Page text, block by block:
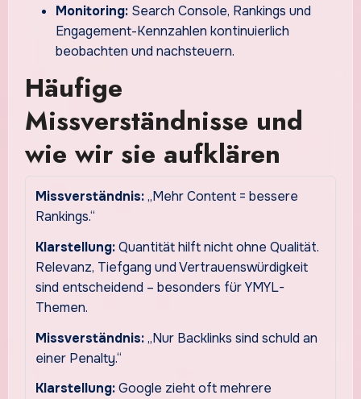
Monitoring:Search Console, Rankings und
Engagement-Kennzahlen kontinuierlich
beobachten und nachsteuern.
Häufige
Missverständnisse und
wie wir sie aufklären
Missverständnis:„Mehr Content = bessere
Rankings.“
Klarstellung:Quantität hilft nicht ohne Qualität.
Relevanz, Tiefgang und Vertrauenswürdigkeit
sind entscheidend – besonders für YMYL-
Themen.
Missverständnis:„Nur Backlinks sind schuld an
einer Penalty.“
Klarstellung:Google zieht oft mehrere